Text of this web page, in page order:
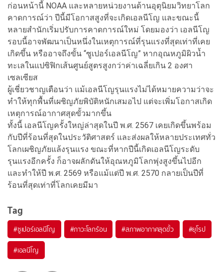
ก่อนหน้านี้ NOAA และหลายหน่วยงานด้านอุตุนิยมวิทยาโลก
คาดการณ์ว่า ปีนี้มีโอกาสสูงที่จะเกิดเอลนีโญ และขณะนี้
หลายสำนักเริ่มปรับการคาดการณ์ใหม่ โดยมองว่า เอลนีโญ
รอบนี้อาจพัฒนาเป็นหนึ่งในเหตุการณ์ที่รุนแรงที่สุดเท่าที่เคย
เกิดขึ้น หรืออาจถึงขั้น “ซูเปอร์เอลนีโญ” หากอุณหภูมิผิวน้ำ
ทะเลในแปซิฟิกเส้นศูนย์สูตรสูงกว่าค่าเฉลี่ยเกิน 2 องศา
เซลเซียส
ผู้เชี่ยวชาญเตือนว่า แม้เอลนีโญรุนแรงไม่ได้หมายความว่าจะ
ทำให้ทุกพื้นที่เผชิญภัยพิบัติหนักเสมอไป แต่จะเพิ่มโอกาสเกิด
เหตุการณ์อากาศสุดขั้วมากขึ้น
ทั้งนี้ เอลนีโญครั้งใหญ่ล่าสุดในปี พ.ศ. 2567 เคยเกิดขึ้นพร้อม
กับปีที่ร้อนที่สุดในประวัติศาสตร์ และส่งผลให้หลายประเทศทั่ว
โลกเผชิญภัยแล้งรุนแรง ขณะที่หากปีนี้เกิดเอลนีโญระดับ
รุนแรงอีกครั้ง ก็อาจผลักดันให้อุณหภูมิโลกพุ่งสูงขึ้นไปอีก
และทำให้ปี พ.ศ. 2569 หรือแม้แต่ปี พ.ศ. 2570 กลายเป็นปีที่
ร้อนที่สุดเท่าที่โลกเคยมีมา
Tag
#ซูเปอร์เอลนีโญ #ภาวะโลกร้อน #สภาพอากาศสุดขั้ว #ยุโรป
#เอลนีโญ